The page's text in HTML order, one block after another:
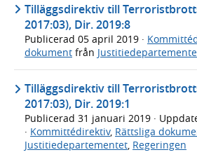
Tilläggsdirektiv till
2017:03), Dir. 2019:8
Publicerad 05 april 2019 ·
dokument från
Tilläggsdirektiv till
2017:03), Dir. 2019:1
Publicerad 31 januari 2019 ·
· Kommittédirektiv, Rättsliga
Justitiedepartementet, Regeringen